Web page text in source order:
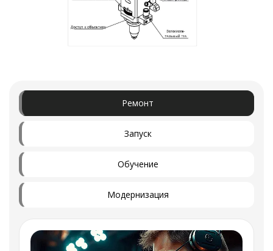
Ремонт
Запуск
Обучение
Модернизация